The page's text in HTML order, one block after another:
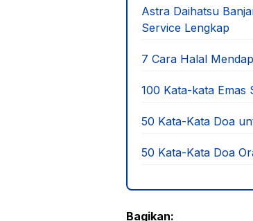
Astra Daihatsu
Service Lengkap
7 Cara Halal
100 Kata-kata Emas
50 Kata-Kata Doa
50 Kata-Kata Doa
Bagikan: